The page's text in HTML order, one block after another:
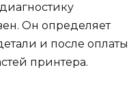
Он определяет
и после оплаты
принтера.